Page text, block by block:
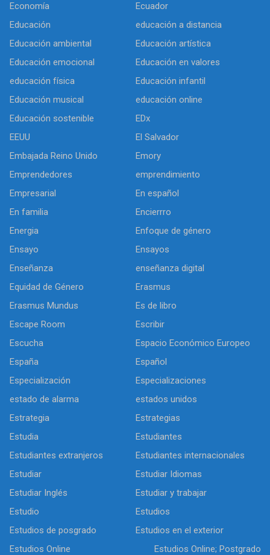
Economía
Ecuador
Educación
educación a distancia
Educación ambiental
Educación artística
Educación emocional
Educación en valores
educación física
Educación infantil
Educación musical
educación online
Educación sostenible
EDx
EEUU
El Salvador
Embajada Reino Unido
Emory
Emprendedores
emprendimiento
Empresarial
En español
En familia
Encierrro
Energia
Enfoque de género
Ensayo
Ensayos
Enseñanza
enseñanza digital
Equidad de Género
Erasmus
Erasmus Mundus
Es de libro
Escape Room
Escribir
Escucha
Espacio Económico Europeo
España
Español
Especialización
Especializaciones
estado de alarma
estados unidos
Estrategia
Estrategias
Estudia
Estudiantes
Estudiantes extranjeros
Estudiantes internacionales
Estudiar
Estudiar Idiomas
Estudiar Inglés
Estudiar y trabajar
Estudio
Estudios
Estudios de posgrado
Estudios en el exterior
Estudios Online
Estudios Online; Postgrado